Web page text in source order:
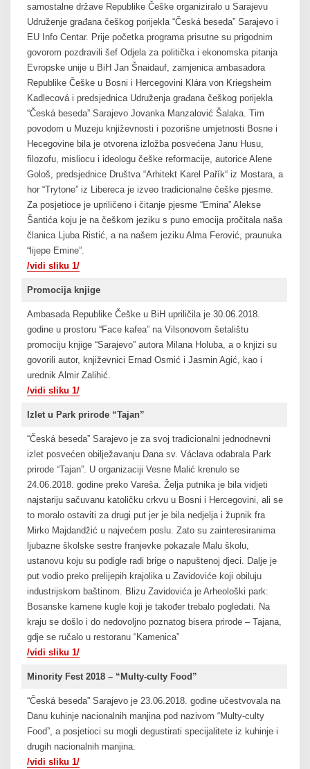
samostalne države Republike Češke organiziralo u Sarajevu
Udruženje građana češkog porijekla “Česká beseda” Sarajevo i
EU Info Centar. Prije početka programa prisutne su prigodnim
govorom pozdravili šef Odjela za politička i ekonomska pitanja
Evropske unije u BiH Jan Šnaidauf, zamjenica ambasadora
Republike Češke u Bosni i Hercegovini Klára von Kriegsheim
Kadlecová i predsjednica Udruženja građana češkog porijekla
“Česká beseda” Sarajevo Jovanka Manzalović Šalaka. Tim
povodom u Muzeju književnosti i pozorišne umjetnosti Bosne i
Hecegovine bila je otvorena izložba posvećena Janu Husu,
filozofu, misliocu i ideologu češke reformacije, autorice Alene
Gološ, predsjednice Društva “Arhitekt Karel Pařík“ iz Mostara, a
hor “Trytone” iz Libereca je izveo tradicionalne češke pjesme.
Za posjetioce je upriličeno i čitanje pjesme “Emina” Alekse
Šantića koju je na češkom jeziku s puno emocija pročitala naša
članica Ljuba Ristić, a na našem jeziku Alma Ferović, praunuka
“lijepe Emine”.
/vidi sliku 1/
Promocija knjige
Ambasada Republike Češke u BiH upriličila je 30.06.2018.
godine u prostoru “Face kafea” na Vilsonovom šetalištu
promociju knjige “Sarajevo” autora Milana Holuba, a o knjizi su
govorili autor, književnici Ernad Osmić i Jasmin Agić, kao i
urednik Almir Zalihić.
/vidi sliku 1/
Izlet u Park prirode “Tajan”
“Česká beseda” Sarajevo je za svoj tradicionalni jednodnevni
izlet posvećen obilježavanju Dana sv. Václava odabrala Park
prirode “Tajan”. U organizaciji Vesne Malić krenulo se
24.06.2018. godine preko Vareša. Želja putnika je bila vidjeti
najstariju sačuvanu katoličku crkvu u Bosni i Hercegovini, ali se
to moralo ostaviti za drugi put jer je bila nedjelja i župnik fra
Mirko Majdandžić u najvećem poslu. Zato su zainteresiranima
ljubazne školske sestre franjevke pokazale Malu školu,
ustanovu koju su podigle radi brige o napuštenoj djeci. Dalje je
put vodio preko prelijepih krajolika u Zavidoviće koji obiluju
industrijskom baštinom. Blizu Zavidovića je Arheološki park:
Bosanske kamene kugle koji je također trebalo pogledati. Na
kraju se došlo i do nedovoljno poznatog bisera prirode – Tajana,
gdje se ručalo u restoranu “Kamenica”
/vidi sliku 1/
Minority Fest 2018 – “Multy-culty Food”
“Česká beseda” Sarajevo je 23.06.2018. godine učestvovala na
Danu kuhinje nacionalnih manjina pod nazivom “Multy-culty
Food”, a posjetioci su mogli degustirati specijalitete iz kuhinje i
drugih nacionalnih manjina.
/vidi sliku 1/